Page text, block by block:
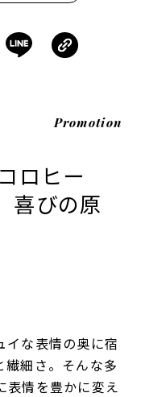
Promotion
ロヒー
喜びの原
イな表情の奥に宿
繊細さ。そんな多
表情を豊かに変え